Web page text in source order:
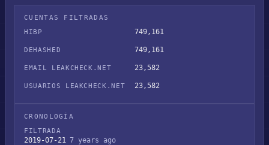
CUENTAS FILTRADAS
HIBP
749,161
DEHASHED 749,161
EMAIL LEAKCHECK.NET 23,582
USUARIOS LEAKCHECK.NET 23,582
CRONOLOGÍA
FILTRADA
2019-07-21 7 years ago